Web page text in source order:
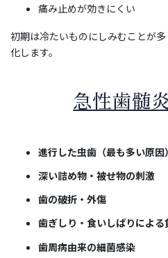
痛み止めが効きにくい
初期は冷たいものにしみむことが
化します。
急性歯髄
進行した虫歯（最も多い原因）
深い詰め物・被せ物の刺激
歯の破折・外傷
歯ぎしり・食いしばりによる
歯周病由来の細菌感染